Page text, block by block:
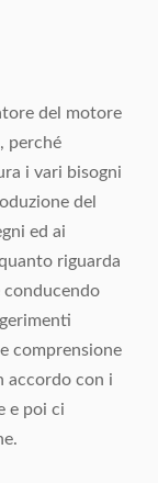
del motore
perché
i vari bisogni
del
ed ai
riguarda
conducendo
comprensione
accordo con i
e poi ci